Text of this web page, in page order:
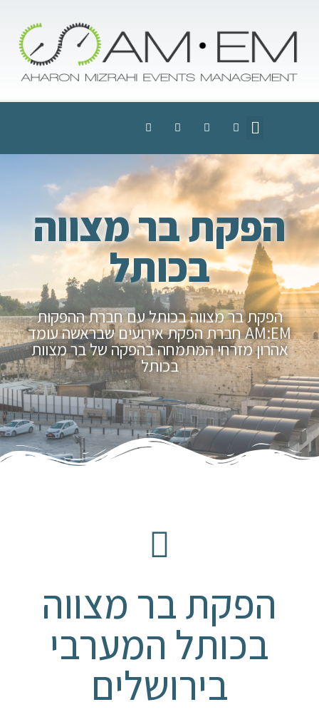
הפקת בר מצווה
בכותל
הפקת בר מצווה בכותל עם חברת ההפקות
AM:EM חברת הפקת אירועים שבראשה עומד
אהרון מזרחי המתמחה בהפקה של בר מצוות
בכותל
הפקת בר מצווה
בכותל המערבי
בירושלים